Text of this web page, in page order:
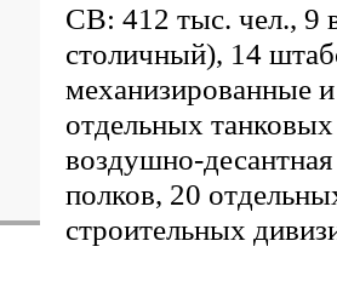
СВ: 412 тыс. чел., 9
столичный), 14
механизированные
отдельных
воздушно-
полков, 20
строительных